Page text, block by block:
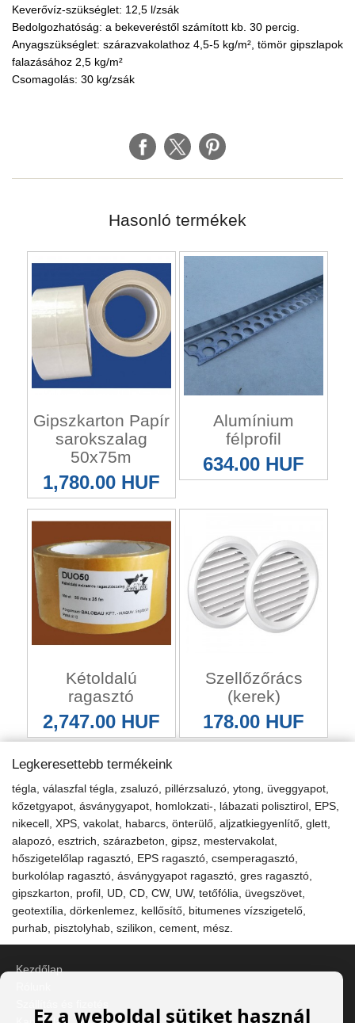
Keverővíz-szükséglet: 12,5 l/zsák
Bedolgozhatóság: a bekeveréstől számított kb. 30 percig.
Anyagszükséglet: szárazvakolathoz 4,5-5 kg/m², tömör gipszlapok
falazásához 2,5 kg/m²
Csomagolás: 30 kg/zsák
Hasonló termékek
Gipszkarton Papír
sarokszalag
50x75m
1,780.00 HUF
Alumínium
félprofil
634.00 HUF
Kétoldalú
ragasztó
2,747.00 HUF
Szellőzőrács
(kerek)
178.00 HUF
Legkeresettebb termékeink
tégla, válaszfal tégla, zsaluzó, pillérzsaluzó, ytong, üveggyapot,
kőzetgyapot, ásványgyapot, homlokzati-, lábazati polisztirol, EPS,
nikecell, XPS, vakolat, habarcs, önterülő, aljzatkiegyenlítő, glett,
alapozó, esztrich, szárazbeton, gipsz, mestervakolat,
hőszigetelőlap ragasztó, EPS ragasztó, csemperagasztó,
burkolólap ragasztó, ásványgyapot ragasztó, gres ragasztó,
gipszkarton, profil, UD, CD, CW, UW, tetőfólia, üvegszövet,
geotextília, dörkenlemez, kellősítő, bitumenes vízszigetelő,
purhab, pisztolyhab, szilikon, cement, mész.
Kezdőlap
Ez a weboldal sütiket használ